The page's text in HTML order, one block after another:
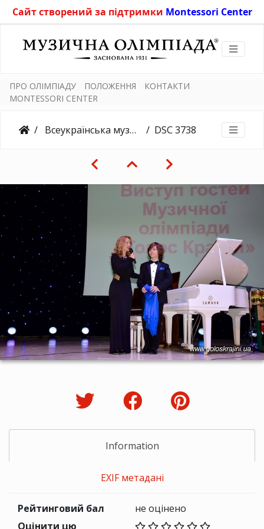
Сайт створений за підтримки Montessori Center
ПРО ОЛІМПІАДУ ПОЛОЖЕННЯ
КОНТАКТИ
MONTESSORI CENTER
Всеукраїнська музична олімпіада "Голос Країни" - VIII (Зимова) DSC 3738
Information
EXIF метадані
Рейтинговий бал
не оцінено
Оцінити цю